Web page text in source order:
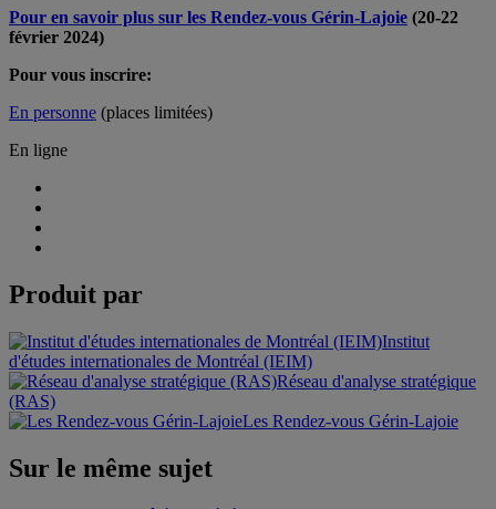
Pour en savoir plus sur les Rendez-vous Gérin-Lajoie (20-22
février 2024)
Pour vous inscrire:
En personne (places limitées)
En ligne
Produit par
Institut
d'études internationales de Montréal (IEIM)
Réseau d'analyse stratégique
(RAS)
Les Rendez-vous Gérin-Lajoie
Sur le même sujet